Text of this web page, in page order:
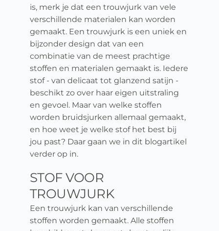
is, merk je dat een trouwjurk van vele
verschillende materialen kan worden
gemaakt. Een trouwjurk is een uniek en
bijzonder design dat van een
combinatie van de meest prachtige
stoffen en materialen gemaakt is. Iedere
stof - van delicaat tot glanzend satijn -
beschikt zo over haar eigen uitstraling
en gevoel. Maar van welke stoffen
worden bruidsjurken allemaal gemaakt,
en hoe weet je welke stof het best bij
jou past? Daar gaan we in dit blogartikel
verder op in.
STOF VOOR
TROUWJURK
Een trouwjurk kan van verschillende
stoffen worden gemaakt. Alle stoffen